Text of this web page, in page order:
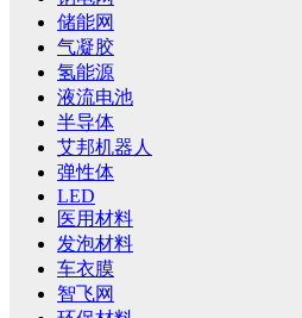
储能网
气凝胶
氢能源
液流电池
半导体
艾邦机器人
弹性体
LED
医用材料
发泡材料
车衣膜
智飞网